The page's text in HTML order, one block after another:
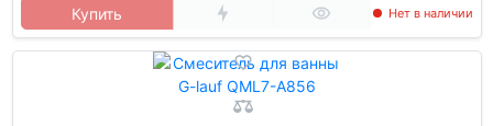
Купить
Нет в наличии